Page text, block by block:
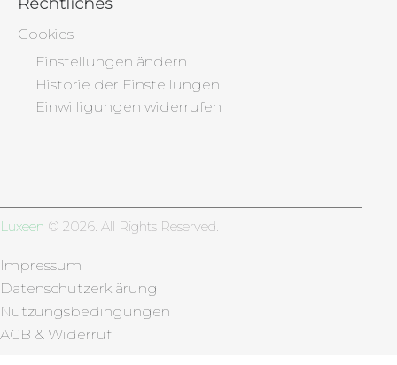
Cookies
Einstellungen ändern
Historie der Einstellungen
Einwilligungen widerrufen
Luxeen © 2026. All Rights Reserved.
Impressum
Datenschutzerklärung
Nutzungsbedingungen
AGB & Widerruf